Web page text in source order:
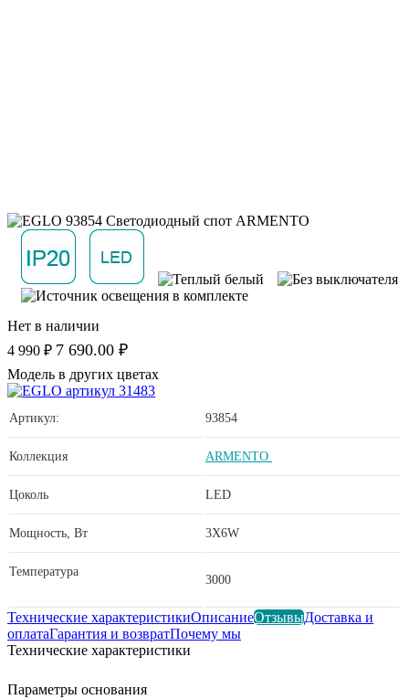
Нет в наличии
4 990 ₽ 7 690.00 ₽
Модель в других цветах
Артикул: 93854
Коллекция ARMENTO
Цоколь LED
Мощность, Вт 3X6W
Температура
3000
Технические характеристикиОписаниеОтзывыДоставка и
оплатаГарантия и возвратПочему мы
Технические характеристики
Параметры основания